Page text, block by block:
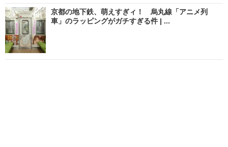
京都の地下鉄、萌えすぎィ！ 烏丸線「アニメ列
車」のラッピングがガチすぎる件 | ...